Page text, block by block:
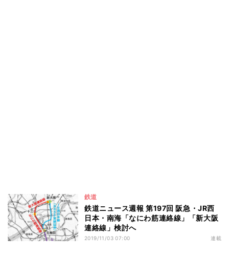
鉄道
鉄道ニュース週報 第197回 阪急・JR西
日本・南海「なにわ筋連絡線」「新大阪
連絡線」検討へ
2019/11/03 07:00 連載